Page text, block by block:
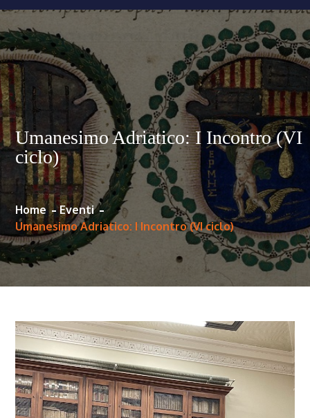
OCCIDENTE
NELL'UMANESIMO
EUROPEO
Umanesimo Adriatico: I Incontro (VI
ciclo)
Home
Eventi
Umanesimo Adriatico: I Incontro (VI ciclo)